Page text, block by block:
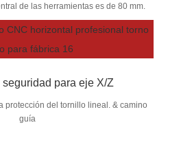
de las herramientas es de 80 mm.
seguridad para eje X/Z
protección del tornillo lineal. & camino
guía